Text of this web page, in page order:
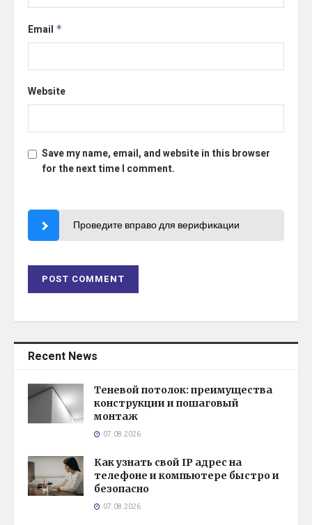
Email *
Website
Save my name, email, and website in this browser
for the next time I comment.
Проведите вправо для верификации
Recent News
Теневой потолок: преимущества
конструкции и пошаговый
монтаж
07.08.2026
Как узнать свой IP адрес на
телефоне и компьютере быстро и
безопасно
07.08.2026